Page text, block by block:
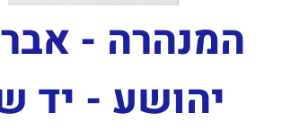
המנהרה -
יהושע - יד